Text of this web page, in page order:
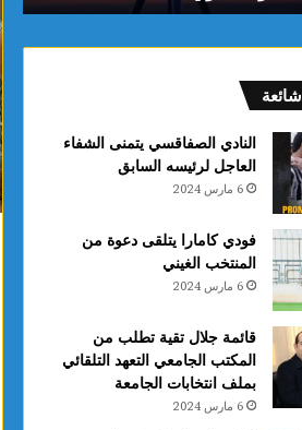
النادي الصفاقسي يتمنى الشفاء
العاجل لرئيسه السابق
6 مارس 2024
فودي كامارا يتلقى دعوة من
المنتخب الغيني
6 مارس 2024
قائمة جلال تقية تطلب من
المكتب الجامعي التعهد التلقائي
بملف انتخابات الجامعة
6 مارس 2024